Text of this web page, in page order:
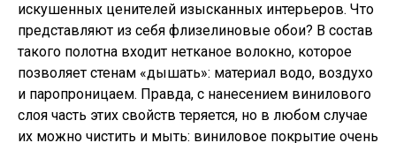
искушенных ценителей изысканных интерьеров. Что
представляют из себя флизелиновые обои? В состав
такого полотна входит нетканое волокно, которое
позволяет стенам «дышать»: материал водо, воздухо
и паропроницаем. Правда, с нанесением винилового
слоя часть этих свойств теряется, но в любом случае
их можно чистить и мыть: виниловое покрытие очень